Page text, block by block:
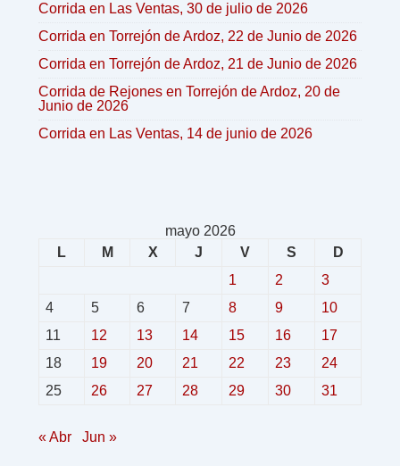
Corrida en Las Ventas, 30 de julio de 2026
Corrida en Torrejón de Ardoz, 22 de Junio de 2026
Corrida en Torrejón de Ardoz, 21 de Junio de 2026
Corrida de Rejones en Torrejón de Ardoz, 20 de
Junio de 2026
Corrida en Las Ventas, 14 de junio de 2026
mayo 2026
L
M X J V S
D
1
2
3
4
5 6 7 8 9
10
11
12 13 14 15 16
17
18
19 20 21 22 23
24
25
26 27 28 29 30 31
« Abr Jun »